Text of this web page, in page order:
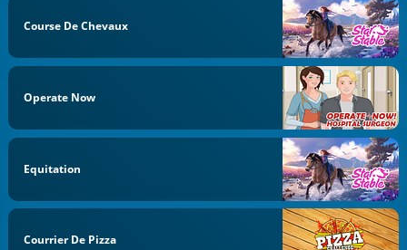
Course De Chevaux
Operate Now
Equitation
Courrier De Pizza